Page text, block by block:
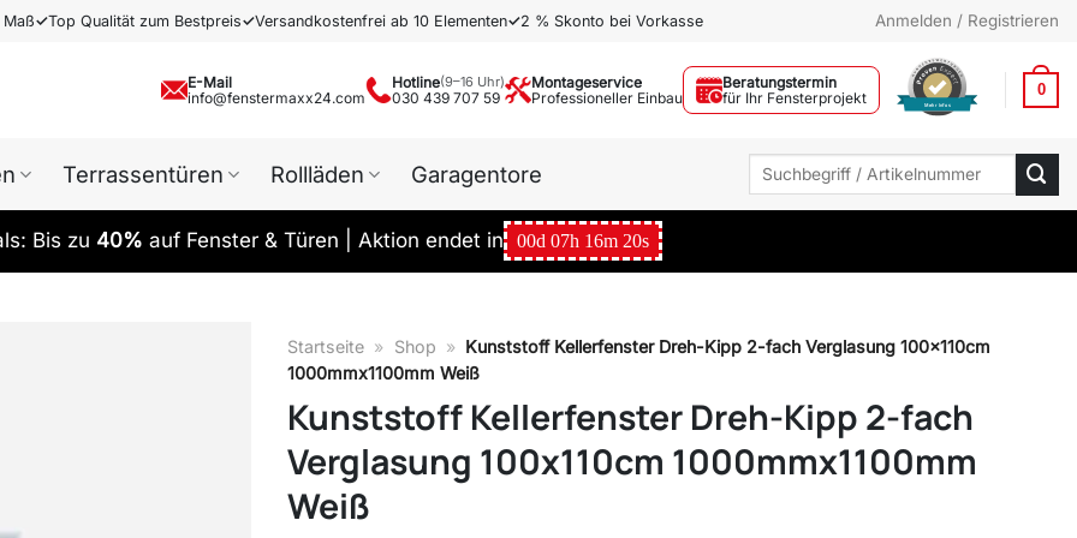
Maß✓Top Qualität zum Bestpreis✓Versandkostenfrei ab 10 Elementen✓2 % Skonto bei Vorkasse Anmelden / Registrieren
E-Mail
info@fenstermaxx24.com
Hotline(9–16 Uhr)
030 439 707 59
Montageservice
Professioneller Einbau
Beratungstermin
für Ihr Fensterprojekt
Mehr Infos
0
Terrassentüren Rollläden Garagentore
Suchen
Bis zu 40% auf Fenster & Türen | Aktion endet in 00d 07h 16m 19s
Startseite » Shop » Kunststoff Kellerfenster Dreh-Kipp 2-fach Verglasung 100x110cm
1000mmx1100mm Weiß
Kunststoff Kellerfenster Dreh-Kipp 2-fach
Verglasung 100x110cm 1000mmx1100mm
Weiß